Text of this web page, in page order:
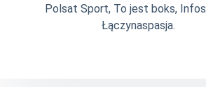
Polsat Sport, To jest boks,
Łączynaspasja.